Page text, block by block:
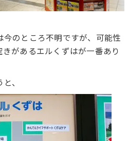
今のところ不明ですが、可能性
があるエルくずはが一番あり
、